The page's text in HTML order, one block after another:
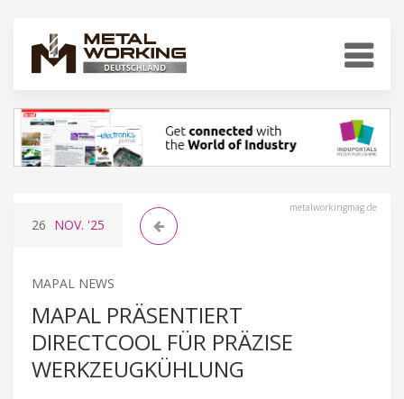
metalworkingmag.de
26 NOV. '25
MAPAL NEWS
MAPAL PRÄSENTIERT
DIRECTCOOL FÜR PRÄZISE
WERKZEUGKÜHLUNG